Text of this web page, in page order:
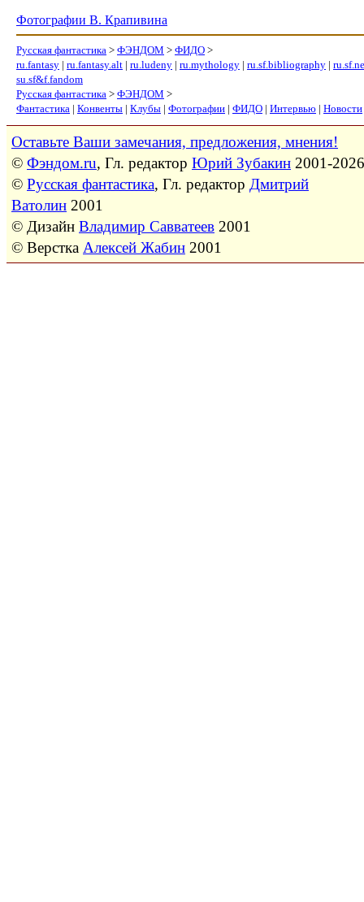
Фотографии В. Крапивина
Русская фантастика > ФЭНДОМ > ФИДО >
ru.fantasy | ru.fantasy.alt | ru.ludeny | ru.mythology | ru.sf.bibliography |
su.sf&f.fandom
Русская фантастика > ФЭНДОМ >
Фантастика | Конвенты | Клубы | Фотографии | ФИДО | Интервью | Новости
Оставьте Ваши замечания, предложения, мнения!
© Фэндом.ru, Гл. редактор Юрий Зубакин 2001-2026
© Русская фантастика, Гл. редактор Дмитрий
Ватолин 2001
© Дизайн Владимир Савватеев 2001
© Верстка Алексей Жабин 2001